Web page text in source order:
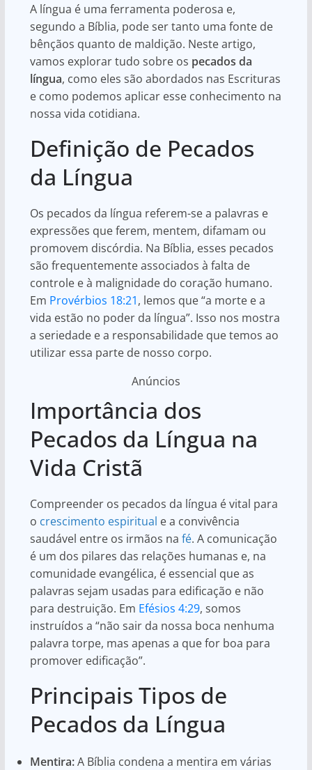
A língua é uma ferramenta poderosa e,
segundo a Bíblia, pode ser tanto uma fonte de
bênçãos quanto de maldição. Neste artigo,
vamos explorar tudo sobre os pecados da
língua, como eles são abordados nas Escrituras
e como podemos aplicar esse conhecimento na
nossa vida cotidiana.
Definição de Pecados
da Língua
Os pecados da língua referem-se a palavras e
expressões que ferem, mentem, difamam ou
promovem discórdia. Na Bíblia, esses pecados
são frequentemente associados à falta de
controle e à malignidade do coração humano.
Em Provérbios 18:21, lemos que “a morte e a
vida estão no poder da língua”. Isso nos mostra
a seriedade e a responsabilidade que temos ao
utilizar essa parte de nosso corpo.
Anúncios
Importância dos
Pecados da Língua na
Vida Cristã
Compreender os pecados da língua é vital para
o crescimento espiritual e a convivência
saudável entre os irmãos na fé. A comunicação
é um dos pilares das relações humanas e, na
comunidade evangélica, é essencial que as
palavras sejam usadas para edificação e não
para destruição. Em Efésios 4:29, somos
instruídos a “não sair da nossa boca nenhuma
palavra torpe, mas apenas a que for boa para
promover edificação”.
Principais Tipos de
Pecados da Língua
Mentira:A Bíblia condena a mentira em várias